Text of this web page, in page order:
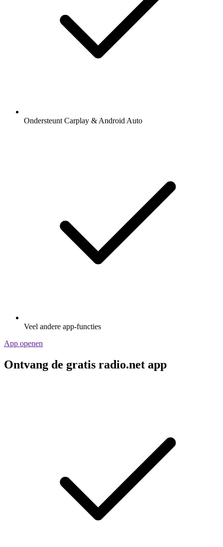
Ondersteunt Carplay & Android Auto
Veel andere app-functies
App openen
Ontvang de gratis radio.net app